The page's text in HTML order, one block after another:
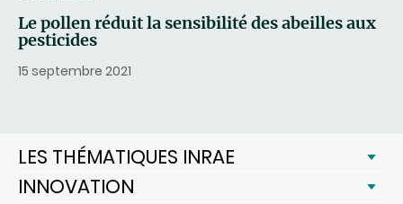
Le pollen réduit la sensibilité des abeilles aux
pesticides
15 septembre 2021
LES THÉMATIQUES INRAE
INNOVATION